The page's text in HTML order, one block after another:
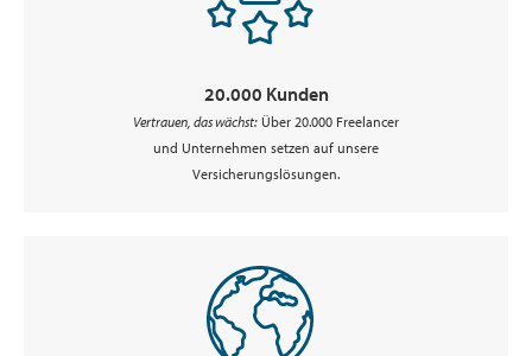
20.000 Kunden
Vertrauen, das wächst: Über 20.000 Freelancer
und Unternehmen setzen auf unsere
Versicherungslösungen.